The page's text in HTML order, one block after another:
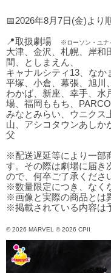
📅2026年8月7日(金)より
📍取扱劇場 ※ローソン・ユナ
大津、金沢、札幌、岸和
間、としまえん、
キャナルシティ13、なか
平塚、小倉、幕張、旭川、
わかば、新座、幸手、水
場、福岡ももち、
みなとみらい、ウニクス
山、アシコタウンあしか
父
※配送遅延等により一部
す。その際は劇場に届き
ので、何卒ご了承くださ
※数量限定につき、なく
※画像と実際の商品とは
※掲載されている内容は
© 2026 MARVEL © 2026 CPII